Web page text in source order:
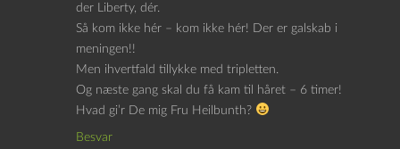
der Liberty, dér.
Så kom ikke hér – kom ikke hér! Der er galskab i
meningen!!
Men ihvertfald tillykke med tripletten.
Og næste gang skal du få kam til håret – 6 timer!
Hvad gi’r De mig Fru Heilbunth?
Besvar